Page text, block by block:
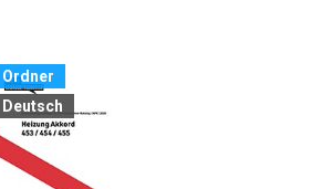
Ordner
Deutsch